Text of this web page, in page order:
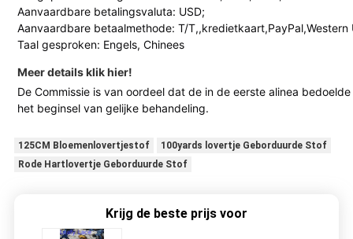
Aanvaardbare betalingsvaluta: USD;
Aanvaardbare betaalmethode: T/T,,kredietkaart,PayPal,Western
Taal gesproken: Engels, Chinees
Meer details klik hier!
De Commissie is van oordeel dat de in de eerste alinea
het beginsel van gelijke behandeling.
125CM Bloemenlovertjestof
100yards lovertje Geborduurde Stof
Rode Hartlovertje Geborduurde Stof
Krijg de beste prijs voor